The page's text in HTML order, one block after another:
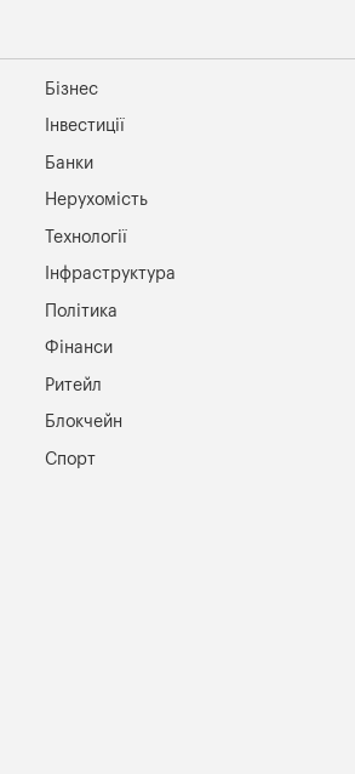
Бізнес
Інвестиції
Банки
Нерухомість
Технології
Інфраструктура
Політика
Фінанси
Ритейл
Блокчейн
Спорт